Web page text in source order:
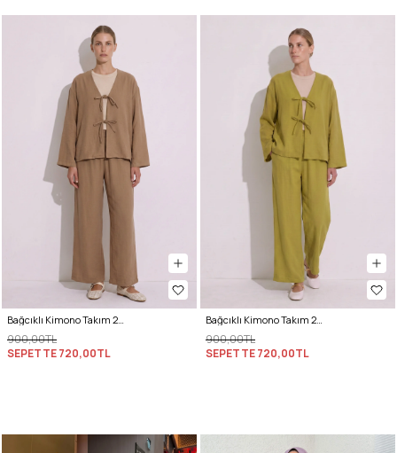
Bağcıklı Kimono Takım 26610 - BİSKÜVİ
900,00TL
SEPETTE720,00TL
Bağcıklı Kimono Takım 26610 - YAĞ YEŞİLİ
900,00TL
SEPETTE720,00TL